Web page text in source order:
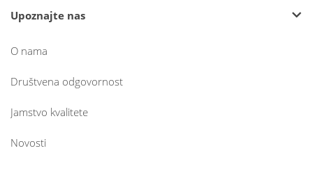
Upoznajte nas
O nama
Društvena odgovornost
Jamstvo kvalitete
Novosti